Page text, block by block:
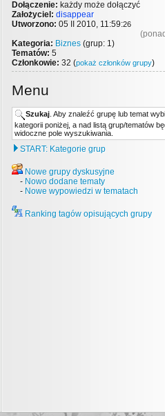
Dołączenie: każdy może dołączyć
Założyciel: disappear
Utworzono: 05 II 2010, 11:59:26
Kategoria: Biznes (grup: 1)
Tematów: 5
Członkowie: 32 (pokaż członków grupy)
Menu
Szukaj . Aby znaleźć grupę lub temat
kategorii poniżej, a nad listą grup/tematów
widoczne pole wyszukiwania.
START: Kategorie grup
Nowe grupy dyskusyjne
- Nowo dodane tematy
- Nowe wypowiedzi w tematach
Ranking tagów opisujących grupy